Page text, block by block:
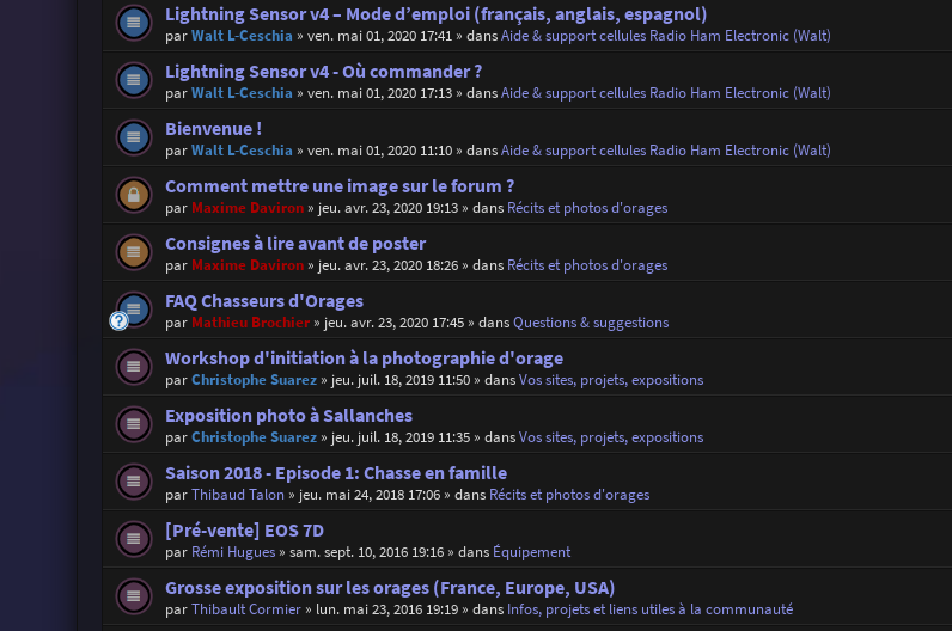
Lightning Sensor v4 – Mode d’emploi (français, anglais, espagnol)
parWalt L-Ceschia » ven. mai 01, 2020 17:41» dansAide & support cellules Radio Ham Electronic (Walt)
Lightning Sensor v4 - Où commander ?
parWalt L-Ceschia » ven. mai 01, 2020 17:13» dansAide & support cellules Radio Ham Electronic (Walt)
Bienvenue !
parWalt L-Ceschia » ven. mai 01, 2020 11:10» dansAide & support cellules Radio Ham Electronic (Walt)
Comment mettre une image sur le forum ?
par Maxime Daviron» jeu. avr. 23, 2020 19:13» dans Récits et photos d'orages
Consignes à lire avant de poster
par Maxime Daviron» jeu. avr. 23, 2020 18:26» dans Récits et photos d'orages
FAQ Chasseurs d'Orages
par Mathieu Brochier» jeu. avr. 23, 2020 17:45» dansQuestions & suggestions
Workshop d'initiation à la photographie d'orage
parChristophe Suarez» jeu. juil. 18, 2019 11:50» dansVos sites, projets, expositions
Exposition photo à Sallanches
parChristophe Suarez» jeu. juil. 18, 2019 11:35» dansVos sites, projets, expositions
Saison 2018 - Episode 1: Chasse en famille
parThibaud Talon» jeu. mai 24, 2018 17:06» dans Récits et photos d'orages
[Pré-vente] EOS 7D
par Rémi Hugues» sam. sept. 10, 2016 19:16» dans Équipement
Grosse exposition sur les orages (France, Europe, USA)
parThibault Cormier» lun. mai 23, 2016 19:19» dans Infos, projets et liens utiles à la communauté